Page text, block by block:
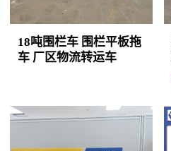
18吨围栏车 围栏平板拖
车 厂区物流转运车